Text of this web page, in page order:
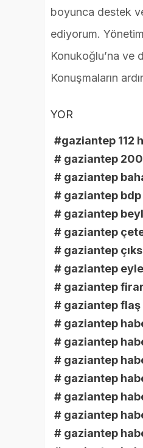
boyunca destek
ediyorum.
Konukoğlu’na ve
Konuşmaların
YOR
#gaziantep 112
# gaziantep
# gaziantep
# gaziantep
# gaziantep
# gaziantep
# gaziantep
# gaziantep
# gaziantep
# gaziantep flaş
# gaziantep
# gaziantep
# gaziantep
# gaziantep
# gaziantep
# gaziantep
# gaziantep